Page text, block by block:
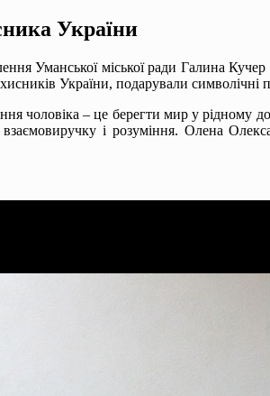
України
Уманської міської ради Галина Кучер
України, подарували символічні
– це берегти мир у рідному
і розуміння. Олена